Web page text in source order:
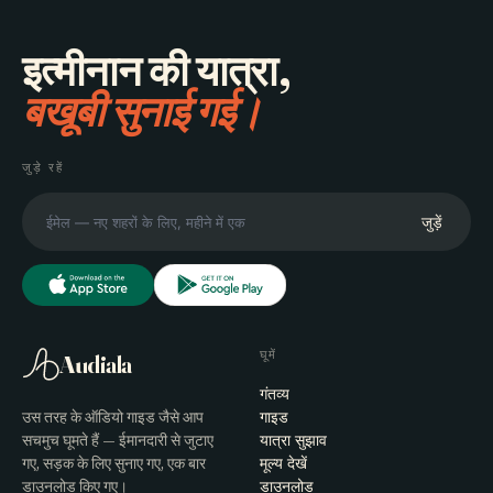
इत्मीनान की यात्रा,
बखूबी सुनाई गई।
जुड़े रहें
जुड़ें
Audiala
उस तरह के ऑडियो गाइड जैसे आप
सचमुच घूमते हैं — ईमानदारी से जुटाए
गए, सड़क के लिए सुनाए गए, एक बार
डाउनलोड किए गए।
घूमें
गंतव्य
गाइड
यात्रा सुझाव
मूल्य देखें
डाउनलोड